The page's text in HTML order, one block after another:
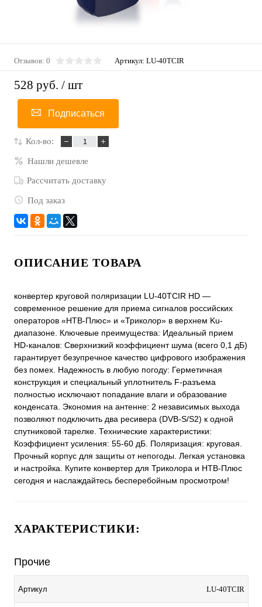
Отзывов: 0 Артикул: LU-40TCIR
528 руб. / шт
Подписаться
Кол-во:
Нашли дешевле
Рассчитать доставку
Под заказ
ОПИСАНИЕ ТОВАРА
конвертер круговой поляризации LU-40TCIR HD —
современное решение для приема сигналов российских
операторов «НТВ-Плюс» и «Триколор» в верхнем Ku-
диапазоне. Ключевые преимущества: Идеальный прием
HD-каналов: Сверхнизкий коэффициент шума (всего 0,1 дБ)
гарантирует безупречное качество цифрового изображения
без помех. Надежность в любую погоду: Герметичная
конструкция и специальный уплотнитель F-разъема
полностью исключают попадание влаги и образование
конденсата. Экономия на антенне: 2 независимых выхода
позволяют подключить два ресивера (DVB-S/S2) к одной
спутниковой тарелке. Технические характеристики:
Коэффициент усиления: 55-60 дБ. Поляризация: круговая.
Прочный корпус для защиты от непогоды. Легкая установка
и настройка. Купите конвертер для Триколора и НТВ-Плюс
сегодня и наслаждайтесь бесперебойным просмотром!
ХАРАКТЕРИСТИКИ:
Прочие
Артикул LU-40TCIR